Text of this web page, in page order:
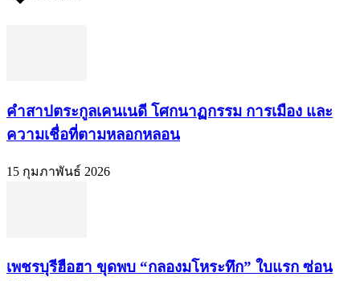
คำสาปตระกูลเคนเนดี โศกนาฏกรรม การเมือง และ
ความเชื่อที่ตามหลอกหลอน
15 กุมภาพันธ์ 2026
เพชรบุรีฮือฮา ขุดพบ “กลองมโหระทึก” ใบแรก ซ่อน